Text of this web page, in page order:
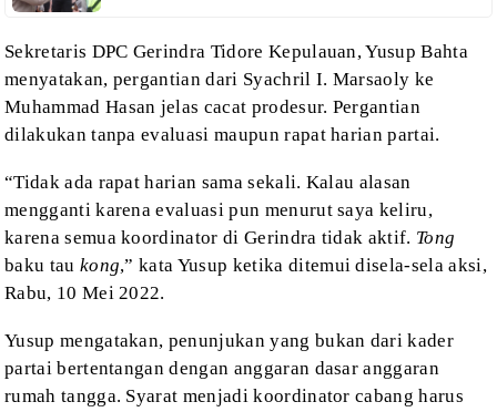
Sekretaris DPC Gerindra Tidore Kepulauan, Yusup Bahta
menyatakan, pergantian dari Syachril I. Marsaoly ke
Muhammad Hasan jelas cacat prodesur. Pergantian
dilakukan tanpa evaluasi maupun rapat harian partai.
“Tidak ada rapat harian sama sekali. Kalau alasan
mengganti karena evaluasi pun menurut saya keliru,
karena semua koordinator di Gerindra tidak aktif. Tong
baku tau kong,” kata Yusup ketika ditemui disela-sela aksi,
Rabu, 10 Mei 2022.
Yusup mengatakan, penunjukanyang bukan dari kader
partai bertentangan dengan anggaran dasar anggaran
rumah tangga. Syarat menjadi koordinator cabang harus